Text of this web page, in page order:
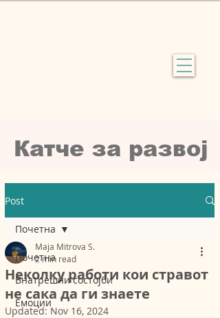
Катче за рaзвој
Post
Почетна
Внатрешни состојби
Емоции
Почетна
Неколку работи кои стравот
не сака да ги знаете
Maja Mitrova S.
2 min read
Updated:Nov 16, 2024